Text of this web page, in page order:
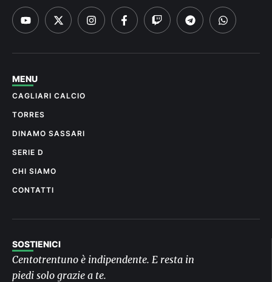
MENU
CAGLIARI CALCIO
TORRES
DINAMO SASSARI
SERIE D
CHI SIAMO
CONTATTI
SOSTIENICI
Centotrentuno è indipendente. E resta in
piedi solo grazie a te.